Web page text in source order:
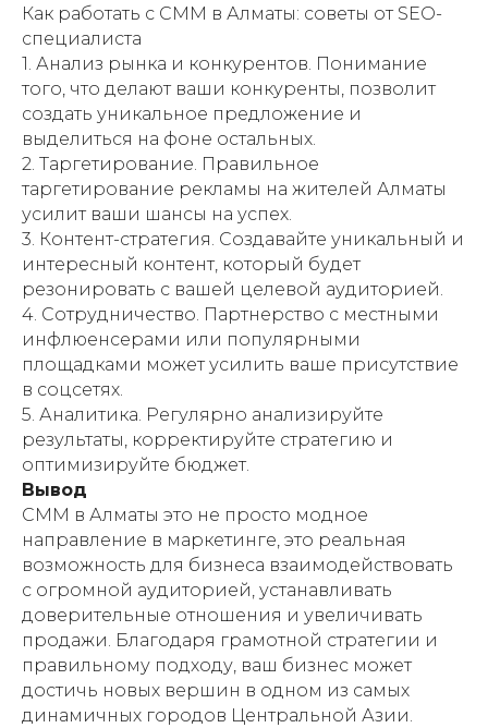
Как работать с СММ в Алматы: советы от SEO-
специалиста
1. Анализ рынка и конкурентов. Понимание
того, что делают ваши конкуренты, позволит
создать уникальное предложение и
выделиться на фоне остальных.
2. Таргетирование. Правильное
таргетирование рекламы на жителей Алматы
усилит ваши шансы на успех.
3. Контент-стратегия. Создавайте уникальный и
интересный контент, который будет
резонировать с вашей целевой аудиторией.
4. Сотрудничество. Партнерство с местными
инфлюенсерами или популярными
площадками может усилить ваше присутствие
в соцсетях.
5. Аналитика. Регулярно анализируйте
результаты, корректируйте стратегию и
оптимизируйте бюджет.
Вывод
СММ в Алматы это не просто модное
направление в маркетинге, это реальная
возможность для бизнеса взаимодействовать
с огромной аудиторией, устанавливать
доверительные отношения и увеличивать
продажи. Благодаря грамотной стратегии и
правильному подходу, ваш бизнес может
достичь новых вершин в одном из самых
динамичных городов Центральной Азии.